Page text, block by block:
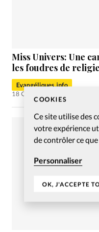
COOKIES
Ce site utilise des
votre expérience
de contrôler ce
Personnaliser
OK, J'ACCEPTE
Miss Univers: Une
les foudres de
Evangéliques.info
18 Oct 2023